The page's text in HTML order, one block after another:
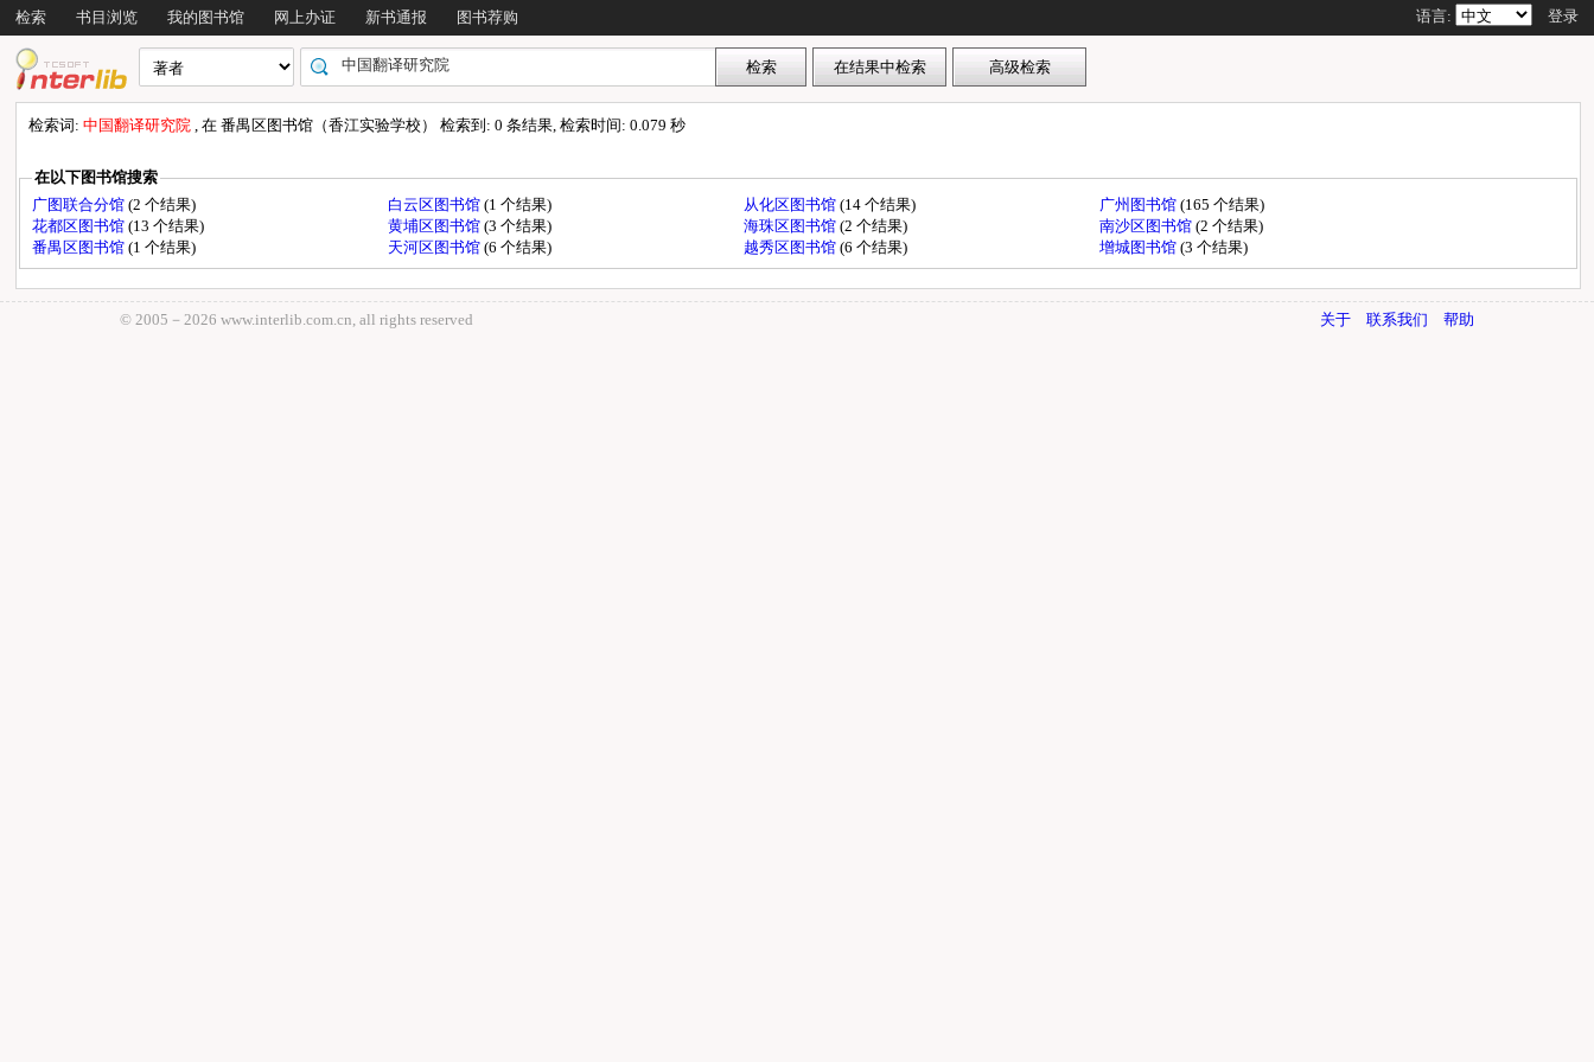
检索 书目浏览 我的图书馆 网上办证 新书通报 图书荐购 语言: 登录
检索词:中国翻译研究院, 在 番禺区图书馆（香江实验学校） 检索到: 0 条结果, 检索时间: 0.079 秒
在以下图书馆搜索
广图联合分馆(2 个结果) 白云区图书馆(1 个结果) 从化区图书馆(14 个结果) 广州图书馆(165 个结果)
花都区图书馆(13 个结果) 黄埔区图书馆(3 个结果) 海珠区图书馆(2 个结果) 南沙区图书馆(2 个结果)
番禺区图书馆(1 个结果) 天河区图书馆(6 个结果) 越秀区图书馆(6 个结果) 增城图书馆(3 个结果)
© 2005－ 2026 www.interlib.com.cn, all rights reserved 关于 联系我们 帮助